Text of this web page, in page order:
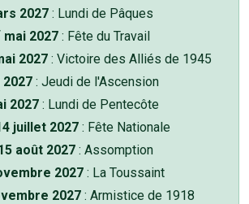
2027 : Lundi de Pâques
mai 2027 : Fête du Travail
2027 : Victoire des Alliés de 1945
2027 : Jeudi de l'Ascension
2027 : Lundi de Pentecôte
juillet 2027 : Fête Nationale
août 2027 : Assomption
2027 : La Toussaint
2027 : Armistice de 1918